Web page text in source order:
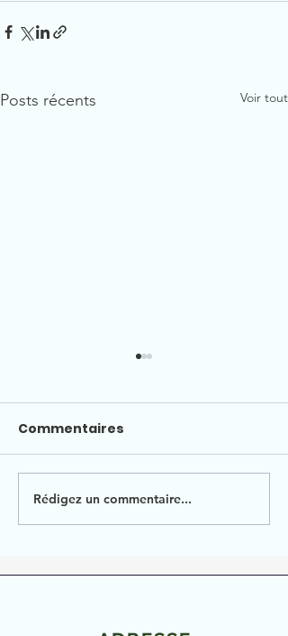
Posts récents Voir tout
Retour en images :
Marché de Noel 2025
Commentaires
Rédigez un commentaire...